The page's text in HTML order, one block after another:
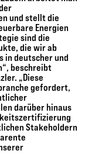
und stellt die
Energien
sind die
die wir ab
in deutscher und
beschreibt
„Diese
gefordert,
darüber hinaus
Stakeholdern